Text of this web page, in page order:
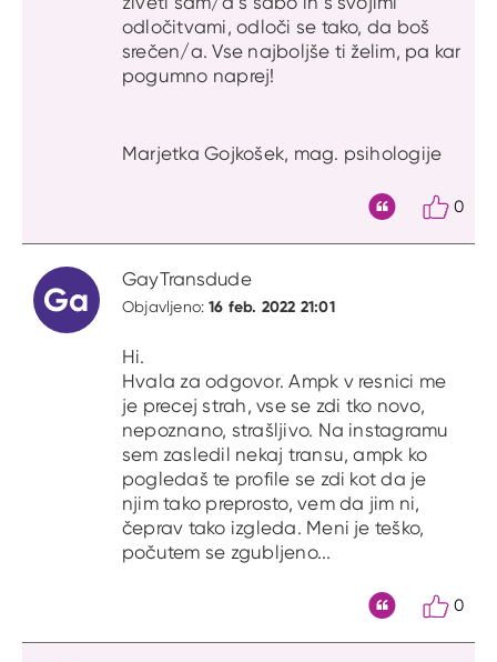
odločitvami, odloči se tako, da boš
srečen/a. Vse najboljše ti želim, pa kar
pogumno naprej!
Marjetka Gojkošek, mag. psihologije
0
Ga
GayTransdude
Objavljeno:16 feb. 2022 21:01
Hi.
Hvala za odgovor. Ampk v resnici me
je precej strah, vse se zdi tko novo,
nepoznano, strašljivo. Na instagramu
sem zasledil nekaj transu, ampk ko
pogledaš te profile se zdi kot da je
njim tako preprosto, vem da jim ni,
čeprav tako izgleda. Meni je teško,
počutem se zgubljeno...
0